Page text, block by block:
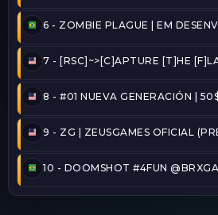
6 - ZOMBIE PLAGUE | EM
7 - [RSC]~>[C]APTURE [T]HE
8 - #01 NUEVA GENERACIÓN |
9 - ZG | ZEUSGAMES OFICIAL
10 - DOOMSHOT #4FUN